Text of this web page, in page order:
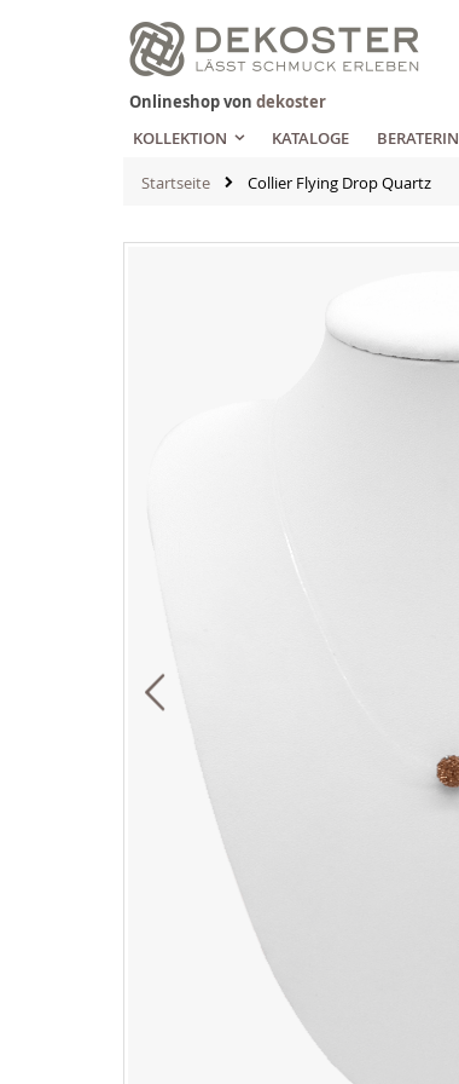
Zum
Inhalt
springen
Onlineshop von dekoster
KOLLEKTION
KATALOGE BERATERIN
Startseite Collier Flying Drop Quartz